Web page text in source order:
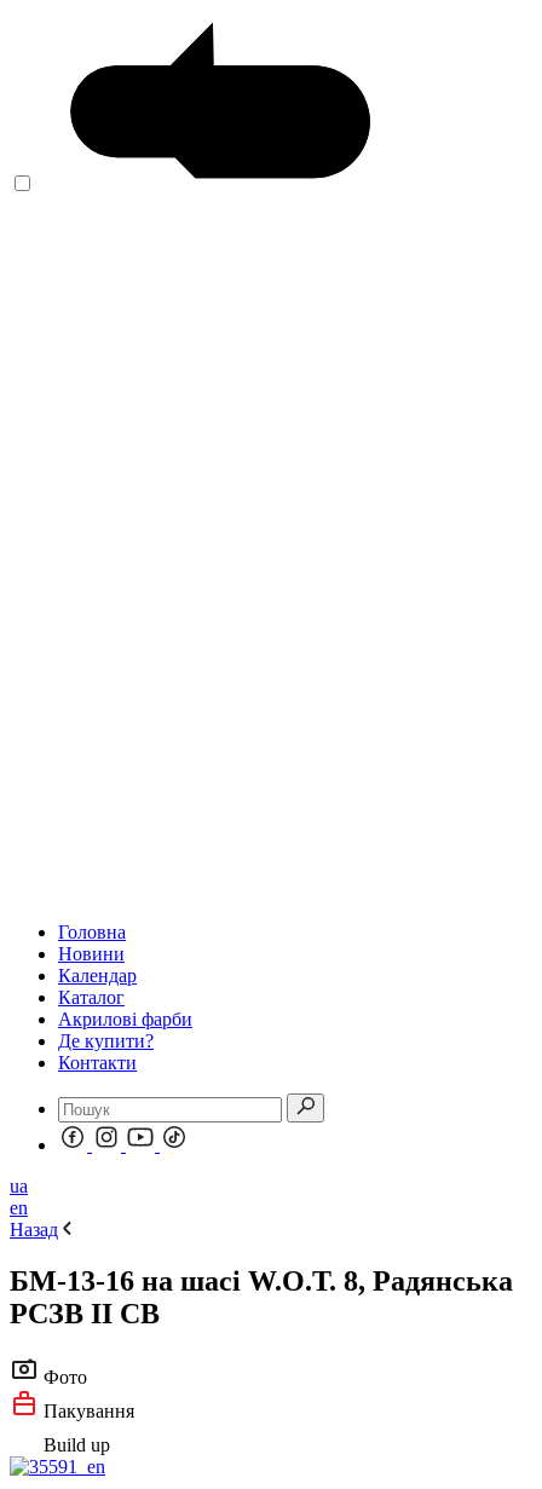
Головна
Новини
Календар
Каталог
Акрилові фарби
Де купити?
Контакти
ua
en
Назад
БМ-13-16 на шасі W.O.T. 8, Радянська
РСЗВ II СВ
Фото
Пакування
Build up